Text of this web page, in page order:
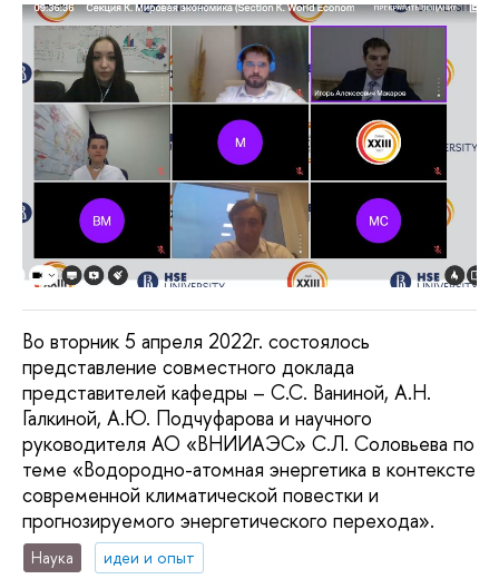
Во вторник 5 апреля 2022г. состоялось
представление совместного доклада
представителей кафедры – С.С. Ваниной, А.Н.
Галкиной, А.Ю. Подчуфарова и научного
руководителя АО «ВНИИАЭС» С.Л. Соловьева по
теме «Водородно-атомная энергетика в контексте
современной климатической повестки и
прогнозируемого энергетического перехода».
Наука
идеи и опыт